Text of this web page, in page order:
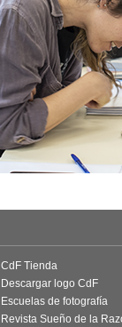
CdF Tienda
Descargar logo CdF
Escuelas de fotografía
Revista Sueño de la